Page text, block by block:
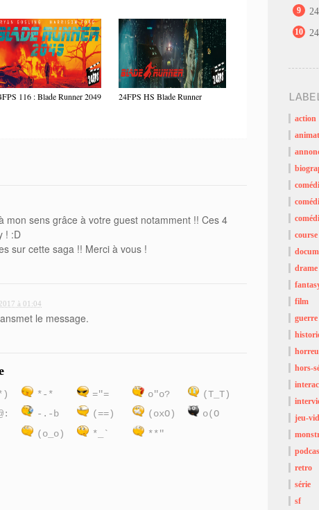
116 : Blade Runner 2049 24FPS HS Blade Runner
mon sens grâce à votre guest notamment !! Ces 4
! :D
sur cette saga !! Merci à vous !
à 01:04
le message.
*-* ="= o"o?
(T_T)
-.-b (==) (oxO)
o(O
(o_o) *_` **"
9
10
action
course
drame
film
guerre
hors-
jeu-
retro
série
sf